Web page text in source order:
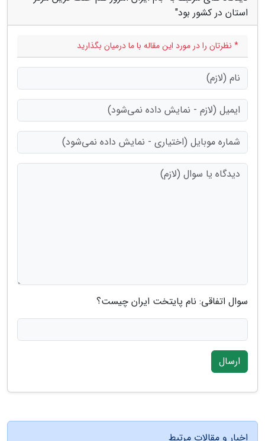
استان در کشور بود"
* نظرتان را در مورد این مقاله با ما درمیان بگذارید
سوال اتفاقی: نام پایتخت ایران چیست؟
ارسال
اخبار و مقالات مرتبط